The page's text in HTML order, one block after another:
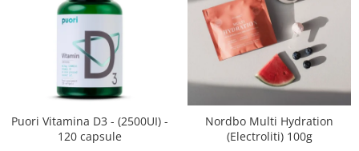
Puori Vitamina D3 - (2500UI) -
120 capsule
Nordbo Multi Hydration
(Electroliti) 100g